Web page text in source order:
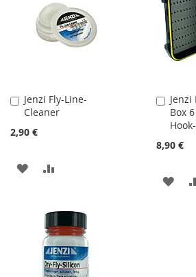
Jenzi Fly-Line-
Cleaner
2,90 €
In
den
Warenkorb
ZUR
HINZUFÜGEN
HINZUFÜGEN
Jenzi
Box
8,90 €
In
den
ZUR